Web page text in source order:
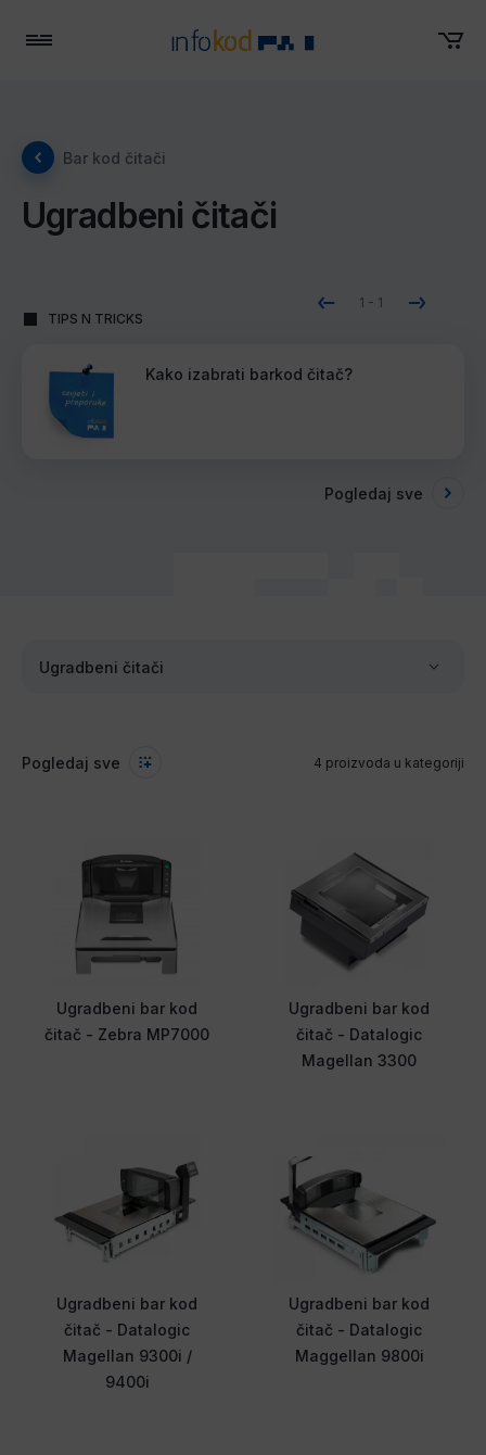
Bar kod čitači
Ugradbeni čitači
TIPS N TRICKS
1 - 1
Kako izabrati barkod čitač?
Pogledaj sve
Ugradbeni čitači
Pogledaj sve 4 proizvoda u kategoriji
Ugradbeni bar kod
čitač - Zebra MP7000
Ugradbeni bar kod
čitač - Datalogic
Magellan 3300
Ugradbeni bar kod
čitač - Datalogic
Magellan 9300i /
9400i
Ugradbeni bar kod
čitač - Datalogic
Maggellan 9800i